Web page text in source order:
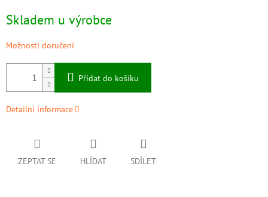
cena:
Skladem u výrobce
Možnosti doručení
Přidat do košíku
Detailní informace
ZEPTAT SE HLÍDAT SDÍLET